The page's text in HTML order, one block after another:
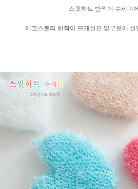
스윗하트 반짝이 수세미
에코스토리 반짝이 뜨개실은 밑부분에